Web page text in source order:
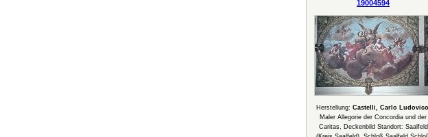
19004594
Herstellung: Castelli, Carlo Ludovico
Maler Allegorie der Concordia und der
Caritas, Deckenbild Standort: Saalfeld